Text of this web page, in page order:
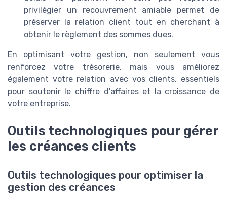
privilégier un recouvrement amiable permet de
préserver la relation client tout en cherchant à
obtenir le règlement des sommes dues.
En optimisant votre gestion, non seulement vous
renforcez votre trésorerie, mais vous améliorez
également votre relation avec vos clients, essentiels
pour soutenir le chiffre d'affaires et la croissance de
votre entreprise.
Outils technologiques pour gérer
les créances clients
Outils technologiques pour optimiser la
gestion des créances